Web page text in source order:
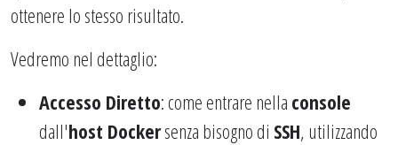
ottenere lo stesso risultato.
Vedremo nel dettaglio:
Accesso Diretto: come entrare nella console
dall'host Dockersenza bisogno di SSH, utilizzando